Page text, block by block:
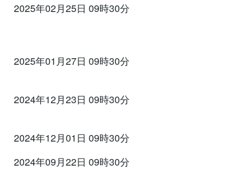
2025年02月25日 09時30分
2025年01月27日 09時30分
2024年12月23日 09時30分
2024年12月01日 09時30分
2024年09月22日 09時30分